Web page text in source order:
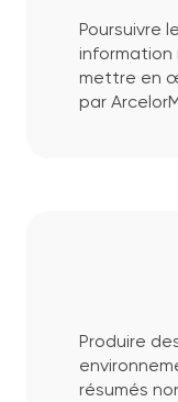
Poursuivre
information
mettre en
par
Produire
résumés